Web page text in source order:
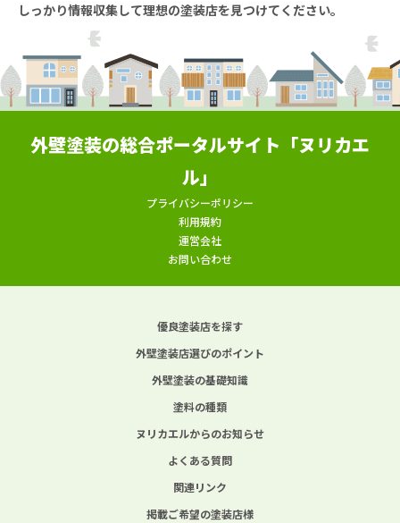
しっかり情報収集して理想の塗装店を見つけてください。
外壁塗装の総合ポータルサイト「ヌリカエ
ル」
プライバシーポリシー
利用規約
運営会社
お問い合わせ
優良塗装店を探す
外壁塗装店選びのポイント
外壁塗装の基礎知識
塗料の種類
ヌリカエルからのお知らせ
よくある質問
関連リンク
掲載ご希望の塗装店様